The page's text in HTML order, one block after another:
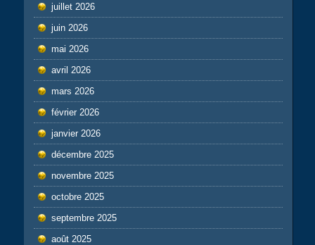
juillet 2026
juin 2026
mai 2026
avril 2026
mars 2026
février 2026
janvier 2026
décembre 2025
novembre 2025
octobre 2025
septembre 2025
août 2025